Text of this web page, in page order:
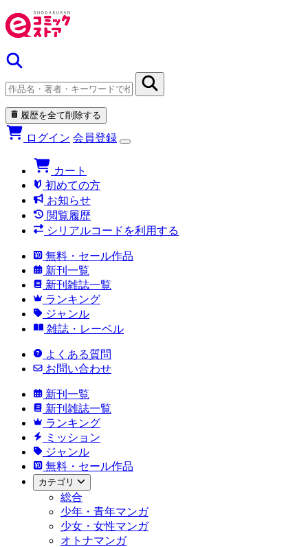
履歴を全て削除する
ログイン 会員登録
カート
初めての方
お知らせ
閲覧履歴
シリアルコードを利用する
無料・セール作品
新刊一覧
新刊雑誌一覧
ランキング
ジャンル
雑誌・レーベル
よくある質問
お問い合わせ
新刊一覧
新刊雑誌一覧
ランキング
ミッション
ジャンル
無料・セール作品
カテゴリ
総合
少年・青年マンガ
少女・女性マンガ
オトナマンガ